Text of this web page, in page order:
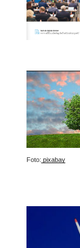
Foto: pixabay